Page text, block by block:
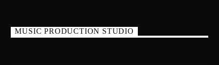
MUSIC PRODUCTION STUDIO